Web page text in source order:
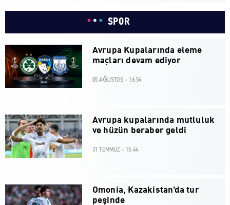
SPOR
Avrupa Kupalarında eleme
maçları devam ediyor
05 AĞUSTOS - 16:54
Avrupa kupalarında mutluluk
ve hüzün beraber geldi
31 TEMMUZ - 15:44
Omonia, Kazakistan'da tur
peşinde